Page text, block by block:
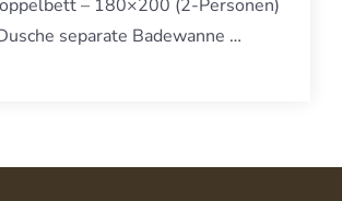
– 180×200 (2-Personen)
separate Badewanne …